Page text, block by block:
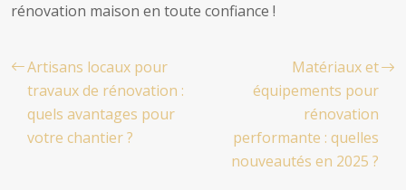
rénovation maison en toute confiance !
Artisans locaux pour
travaux de rénovation :
quels avantages pour
votre chantier ?
Matériaux et
équipements pour
rénovation
performante : quelles
nouveautés en 2025 ?